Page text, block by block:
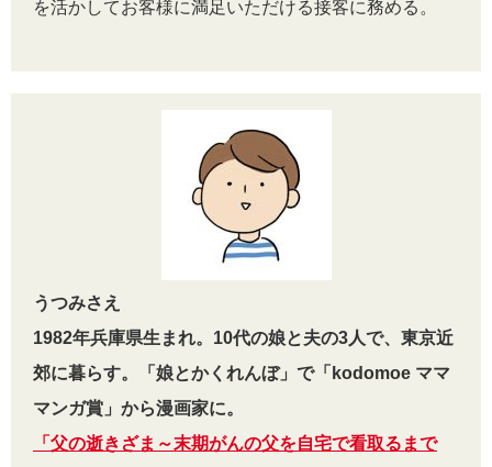
を活かしてお客様に満足いただける接客に務める。
うつみさえ
1982年兵庫県生まれ。10代の娘と夫の3人で、東京近
郊に暮らす。「娘とかくれんぼ」で「kodomoe ママ
マンガ賞」から漫画家に。
「父の逝きざま～末期がんの父を自宅で看取るまで